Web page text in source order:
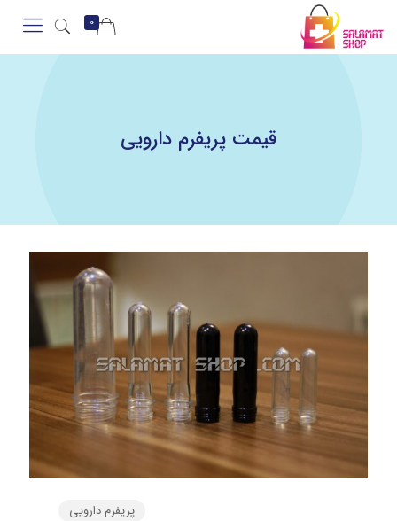
0
قیمت پریفرم دارویی
پریفرم دارویی